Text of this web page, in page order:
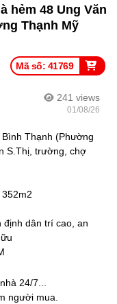
hẻm 48 Ung Văn
Thạnh Mỹ
Mã số: 41769
241 views
01/08/26
Thạnh (Phường
S.Thị, trường, chợ
dân trí cao, an
24/7...
người mua.